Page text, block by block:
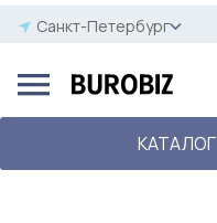
Санкт-Петербург
КАТАЛОГ